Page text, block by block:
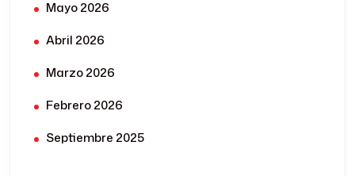
Mayo 2026
Abril 2026
Marzo 2026
Febrero 2026
Septiembre 2025